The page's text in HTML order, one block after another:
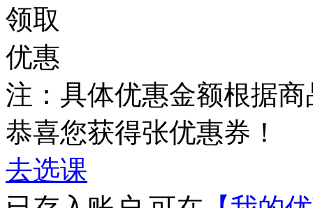
领取
优惠
注：具体优惠金额根据
恭喜您获得张优惠券！
去选课